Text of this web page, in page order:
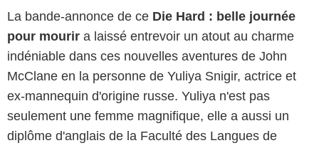
La bande-annonce de ce Die Hard : belle journée
pour mourir a laissé entrevoir un atout au charme
indéniable dans ces nouvelles aventures de John
McClane en la personne de Yuliya Snigir, actrice et
ex-mannequin d'origine russe. Yuliya n'est pas
seulement une femme magnifique, elle a aussi un
diplôme d'anglais de la Faculté des Langues de